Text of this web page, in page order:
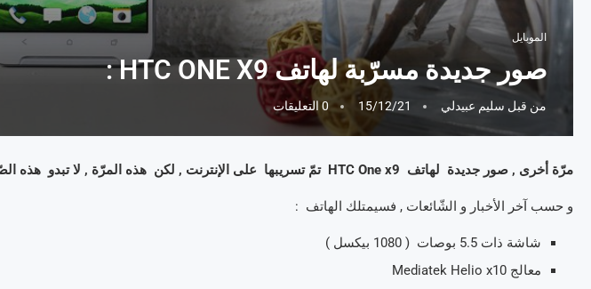
الموبايل
صور جديدة مسرّبة لهاتف HTC ONE X9 :
من قبل سليم عبيدلي 15/12/21 0 التعليقات
مرّة أخرى , صور جديدة لهاتف HTC One x9 تمّ تسريبها على الإنترنت , لكن هذه المرّة , لا تبدو هذه الصّور رسميّة :
و حسب آخر الأخبار و الشّائعات , فسيمتلك الهاتف :
شاشة ذات 5.5 بوصات ( 1080 بيكسل )
معالج Mediatek Helio x10